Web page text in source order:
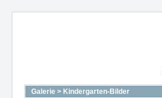
Galerie > Kindergarten-Bilder